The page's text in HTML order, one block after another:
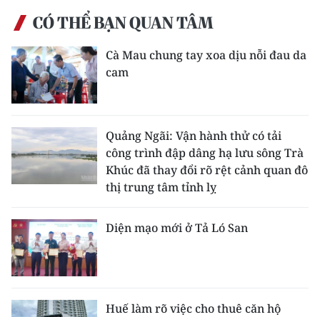
CÓ THỂ BẠN QUAN TÂM
Cà Mau chung tay xoa dịu nỗi đau da
cam
Quảng Ngãi: Vận hành thử có tải
công trình đập dâng hạ lưu sông Trà
Khúc đã thay đổi rõ rệt cảnh quan đô
thị trung tâm tỉnh lỵ
Diện mạo mới ở Tả Ló San
Huế làm rõ việc cho thuê căn hộ